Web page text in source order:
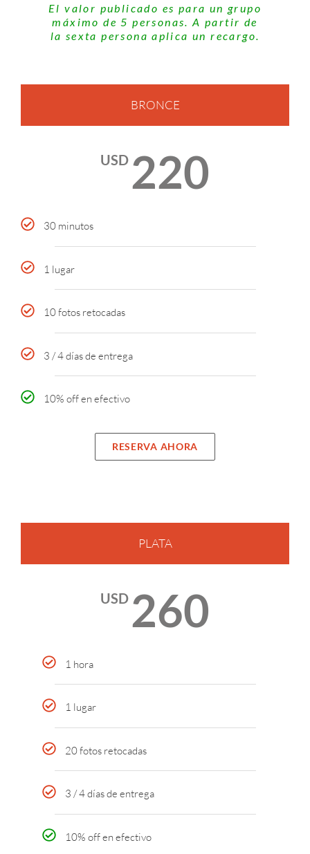
El valor publicado es para un grupo
máximo de 5 personas. A partir de
la sexta persona aplica un recargo.
BRONCE
USD 220
30 minutos
1 lugar
10 fotos retocadas
3 / 4 días de entrega
10% off en efectivo
RESERVA AHORA
PLATA
USD 260
1 hora
1 lugar
20 fotos retocadas
3 / 4 días de entrega
10% off en efectivo